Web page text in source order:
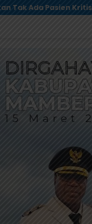
Wally Minta Program